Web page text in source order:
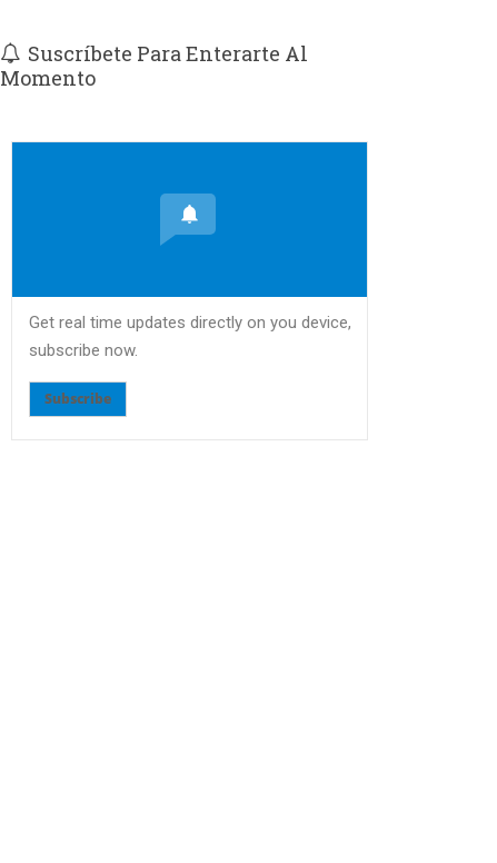
Suscríbete Para Enterarte Al
Momento
Get real time updates directly on you device,
subscribe now.
Subscribe